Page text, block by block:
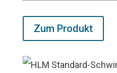
Zum Produkt